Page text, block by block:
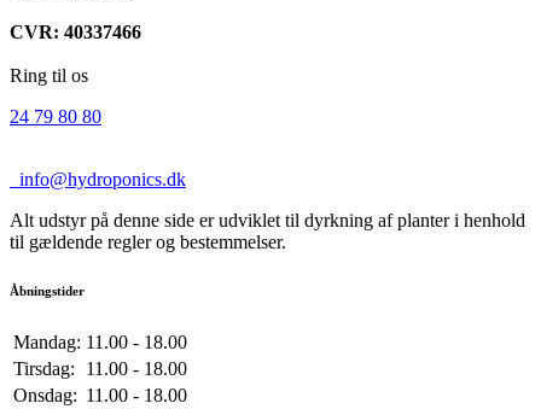
CVR: 40337466
Ring til os
24 79 80 80
info@hydroponics.dk
Alt udstyr på denne side er udviklet til dyrkning af planter i henhold
til gældende regler og bestemmelser.
Åbningstider
Mandag: 11.00 - 18.00
Tirsdag:
11.00 - 18.00
Onsdag: 11.00 - 18.00